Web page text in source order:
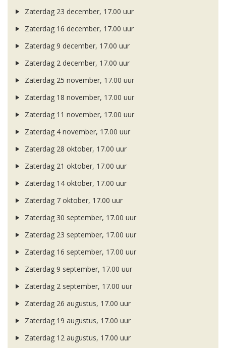
Zaterdag 23 december, 17.00 uur
Zaterdag 16 december, 17.00 uur
Zaterdag 9 december, 17.00 uur
Zaterdag 2 december, 17.00 uur
Zaterdag 25 november, 17.00 uur
Zaterdag 18 november, 17.00 uur
Zaterdag 11 november, 17.00 uur
Zaterdag 4 november, 17.00 uur
Zaterdag 28 oktober, 17.00 uur
Zaterdag 21 oktober, 17.00 uur
Zaterdag 14 oktober, 17.00 uur
Zaterdag 7 oktober, 17.00 uur
Zaterdag 30 september, 17.00 uur
Zaterdag 23 september, 17.00 uur
Zaterdag 16 september, 17.00 uur
Zaterdag 9 september, 17.00 uur
Zaterdag 2 september, 17.00 uur
Zaterdag 26 augustus, 17.00 uur
Zaterdag 19 augustus, 17.00 uur
Zaterdag 12 augustus, 17.00 uur